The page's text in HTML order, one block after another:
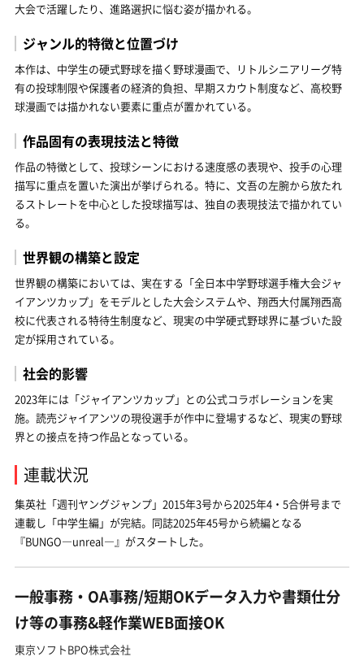
大会で活躍したり、進路選択に悩む姿が描かれる。
ジャンル的特徴と位置づけ
本作は、中学生の硬式野球を描く野球漫画で、リトルシニアリーグ特
有の投球制限や保護者の経済的負担、早期スカウト制度など、高校野
球漫画では描かれない要素に重点が置かれている。
作品固有の表現技法と特徴
作品の特徴として、投球シーンにおける速度感の表現や、投手の心理
描写に重点を置いた演出が挙げられる。特に、文吾の左腕から放たれ
るストレートを中心とした投球描写は、独自の表現技法で描かれてい
る。
世界観の構築と設定
世界観の構築においては、実在する「全日本中学野球選手権大会ジャ
イアンツカップ」をモデルとした大会システムや、翔西大付属翔西高
校に代表される特待生制度など、現実の中学硬式野球界に基づいた設
定が採用されている。
社会的影響
2023年には「ジャイアンツカップ」との公式コラボレーションを実
施。読売ジャイアンツの現役選手が作中に登場するなど、現実の野球
界との接点を持つ作品となっている。
連載状況
集英社「週刊ヤングジャンプ」2015年3号から2025年4・5合併号まで
連載し「中学生編」が完結。同誌2025年45号から続編となる
『BUNGO―unreal―』がスタートした。
一般事務・OA事務/短期OKデータ入力や書類仕分
け等の事務&軽作業WEB面接OK
東京ソフトBPO株式会社